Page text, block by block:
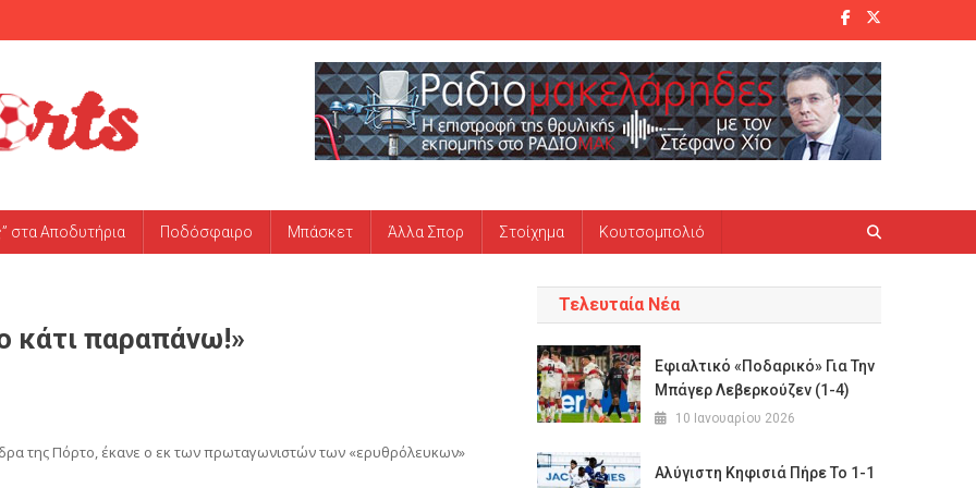
στα Αποδυτήρια Ποδόσφαιρο Μπάσκετ Άλλα Σπορ Στοίχημα Κουτσομπολιό
κάτι παραπάνω!»
της Πόρτο, έκανε ο εκ των πρωταγωνιστών των «ερυθρόλευκων»
Τελευταία Νέα
Εφιαλτικό «ποδαρικό» Για Την
Μπάγερ Λεβερκούζεν (1-4)
10 Ιανουαρίου 2026
Αλύγιστη Κηφισιά Πήρε Το 1-1